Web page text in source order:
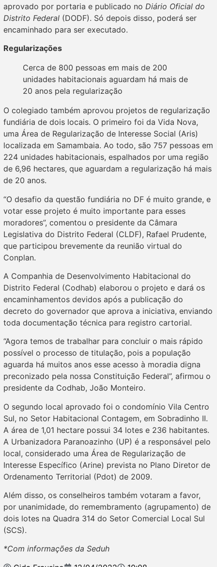
aprovado por portaria e publicado no Diário Oficial do
Distrito Federal (DODF). Só depois disso, poderá ser
encaminhado para ser executado.
Regularizações
Cerca de 800 pessoas em mais de 200
unidades habitacionais aguardam há mais de
20 anos pela regularização
O colegiado também aprovou projetos de regularização
fundiária de dois locais. O primeiro foi da Vida Nova,
uma Área de Regularização de Interesse Social (Aris)
localizada em Samambaia. Ao todo, são 757 pessoas em
224 unidades habitacionais, espalhados por uma região
de 6,96 hectares, que aguardam a regularização há mais
de 20 anos.
“O desafio da questão fundiária no DF é muito grande, e
votar esse projeto é muito importante para esses
moradores”, comentou o presidente da Câmara
Legislativa do Distrito Federal (CLDF), Rafael Prudente,
que participou brevemente da reunião virtual do
Conplan.
A Companhia de Desenvolvimento Habitacional do
Distrito Federal (Codhab) elaborou o projeto e dará os
encaminhamentos devidos após a publicação do
decreto do governador que aprova a iniciativa, enviando
toda documentação técnica para registro cartorial.
“Agora temos de trabalhar para concluir o mais rápido
possível o processo de titulação, pois a população
aguarda há muitos anos esse acesso à moradia digna
preconizado pela nossa Constituição Federal”, afirmou o
presidente da Codhab, João Monteiro.
O segundo local aprovado foi o condomínio Vila Centro
Sul, no Setor Habitacional Contagem, em Sobradinho II.
A área de 1,01 hectare possui 34 lotes e 236 habitantes.
A Urbanizadora Paranoazinho (UP) é a responsável pelo
local, considerado uma Área de Regularização de
Interesse Específico (Arine) prevista no Plano Diretor de
Ordenamento Territorial (Pdot) de 2009.
Além disso, os conselheiros também votaram a favor,
por unanimidade, do remembramento (agrupamento) de
dois lotes na Quadra 314 do Setor Comercial Local Sul
(SCS).
*Com informações da Seduh